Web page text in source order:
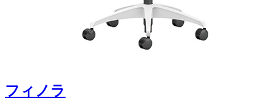
フィノラ